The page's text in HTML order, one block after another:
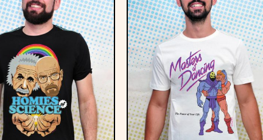
Adicionar
à lista de
desejos
Adicionar
à lista de
desejos